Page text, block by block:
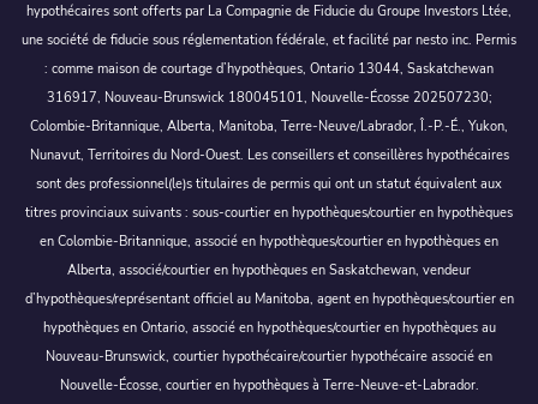
hypothécaires sont offerts par La Compagnie de Fiducie du Groupe Investors Ltée,
une société de fiducie sous réglementation fédérale, et facilité par nesto inc. Permis
: comme maison de courtage d’hypothèques, Ontario 13044, Saskatchewan
316917, Nouveau-Brunswick 180045101, Nouvelle-Écosse 202507230;
Colombie-Britannique, Alberta, Manitoba, Terre-Neuve/Labrador, Î.-P.-É., Yukon,
Nunavut, Territoires du Nord-Ouest. Les conseillers et conseillères hypothécaires
sont des professionnel(le)s titulaires de permis qui ont un statut équivalent aux
titres provinciaux suivants : sous-courtier en hypothèques/courtier en hypothèques
en Colombie-Britannique, associé en hypothèques/courtier en hypothèques en
Alberta, associé/courtier en hypothèques en Saskatchewan, vendeur
d’hypothèques/représentant officiel au Manitoba, agent en hypothèques/courtier en
hypothèques en Ontario, associé en hypothèques/courtier en hypothèques au
Nouveau-Brunswick, courtier hypothécaire/courtier hypothécaire associé en
Nouvelle-Écosse, courtier en hypothèques à Terre-Neuve-et-Labrador.